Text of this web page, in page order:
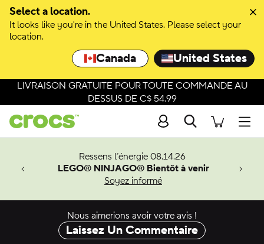
Select a location.
It looks like you're in the United States. Please select your
location.
Canada United States
Passer à la sélection de couleurs
Passer aux détails du produit
LIVRAISON GRATUITE POUR TOUTE COMMANDE AU
DESSUS DE C$ 54.99
Recherche
Ressens l’énergie 08.14.26
LEGO® NINJAGO® Bientôt à venir
Soyez informé
Man.
Nous aimerions avoir votre avis !
Laissez Un Commentaire